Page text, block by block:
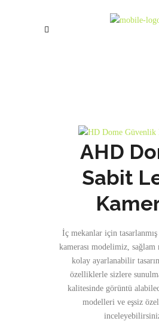
AHD
Sabit
İç mekanlar için
kamerası modelimiz, sağlam
kolay ayarlanabilir
özelliklerle sizlere
kalitesinde görüntü
modelleri ve eşsiz